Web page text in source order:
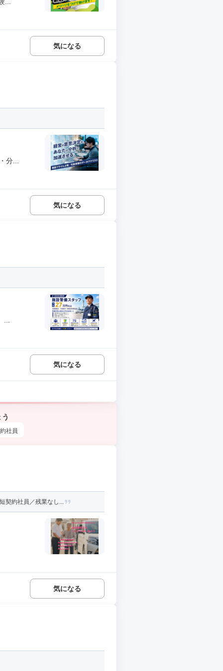
気になる
分...
気になる
気になる
社員
契約社員／残業なし...
気になる